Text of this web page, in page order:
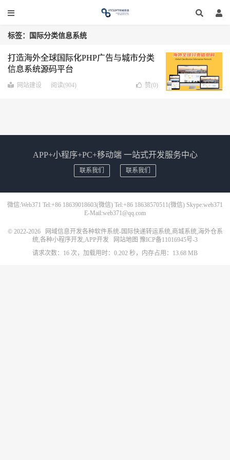
标签：国际分类信息系统
打造海外全球国际化PHP广告与城市分类
信息系统源码平台
网站建设 阅读(904) 赞(0)
APP+小程序+PC+移动端 一站式开发服务中心
联系我们 联系我们
微信:Web371 Tel:+86 18639018603(微信) Tel:+86 18638570511(微信) Skype:web371
E-Mail:web371@qq.com
© 2022-2026
网域信息开发各种软件系统-国际快递转运系统,商城系统,海外仓系
统,各种小程序开发,APP开发
网站地图 豫ICP备11016945号-3
请求次数：16 次，加载用时：0.202 秒，内存占用：13.68 MB